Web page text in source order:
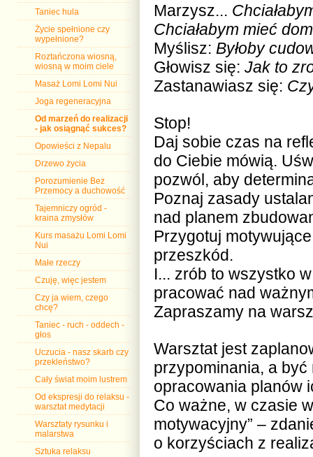
Taniec hula
Życie spełnione czy
wypełnione?
Roztańczona wiosną,
wiosną w moim ciele
Masaż Lomi Lomi Nui
Joga regeneracyjna
Od marzeń do realizacji
- jak osiągnąć sukces?
Opowieści z Nepalu
Drzewo życia
Porozumienie Bez
Przemocy a duchowość
Tajemniczy ogród -
kraina zmysłów
Kurs masażu Lomi Lomi
Nui
Małe rzeczy
Czuję, więc jestem
Czy ja wiem, czego
chcę?
Taniec - ruch - oddech -
głos
Uczucia - nasz skarb czy
przekleństwo?
Cały świat moim lustrem
Od ekspresji do relaksu -
warsztat medytacji
Warsztaty rysunku i
malarstwa
Sztuka relaksu
Marzysz...
Chciałabym mieć
Myślisz: Byłoby
Głowisz się: Jak to
Zastanawiasz się:
Stop!
Daj sobie czas na
do Ciebie mówią.
pozwól, aby
Poznaj zasady
nad planem
Przygotuj
przeszkód.
I... zrób to wszystko
pracować nad
Zapraszamy na
Warsztat jest
przypominania, a
opracowania planów
Co ważne, w czasie
motywacyjny” –
o korzyściach z